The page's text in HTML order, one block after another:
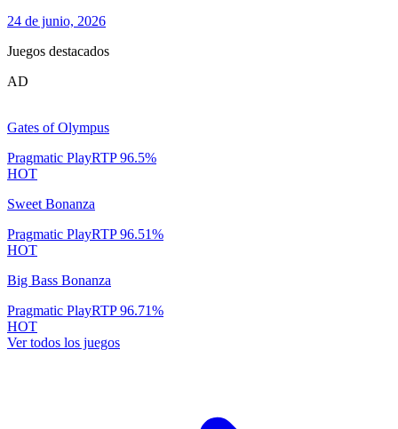
24 de junio, 2026
Juegos destacados
AD
Gates of Olympus
Pragmatic PlayRTP96.5%
HOT
Sweet Bonanza
Pragmatic PlayRTP96.51%
HOT
Big Bass Bonanza
Pragmatic PlayRTP96.71%
HOT
Ver todos los juegos